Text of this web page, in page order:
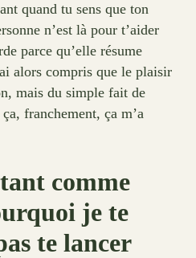
quand tu sens que ton
n’est là pour t’aider
parce qu’elle résume
alors compris que le plaisir
mais du simple fait de
franchement, ça m’a
comme
je te
te lancer